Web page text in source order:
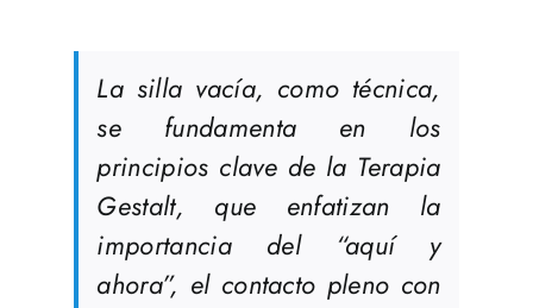
La silla vacía, como técnica,
se fundamenta en los
principios clave de la Terapia
Gestalt, que enfatizan la
importancia del “aquí y
ahora”, el contacto pleno con